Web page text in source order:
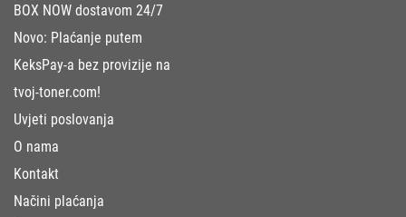
BOX NOW dostavom 24/7
Novo: Plaćanje putem
KeksPay-a bez provizije na
tvoj-toner.com!
Uvjeti poslovanja
O nama
Kontakt
Načini plaćanja